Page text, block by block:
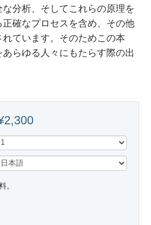
分析、そしてこれらの原理を
確なプロセスを含め、その他
ています。 そのためこの本
らゆる人々にもたらす際の出
。